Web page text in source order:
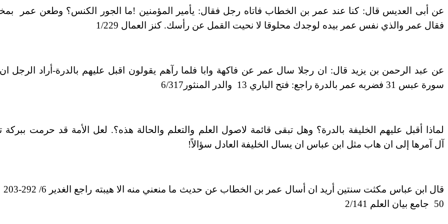
عن أبى العديس قال: كنا عند عمر بن الخطاب فاتاه رجل فقال: يأمير المؤمنين !ما
الجور الكنس؟ وطعن عمر
فقال عمر والذي نفس عمر بيده لوجدك محلوقا لا نحيت القمل عن رأسك. كنز العمال 1/229
عن عبد الرحمن بن يزيد قال: ان رجلا سال عمر عن فاكهة وابا فلما رآهم يقولون
اقبل عليهم بالدرة-أراد
سورة عبس 31 فضربه عمر بالدرة راجع: فتح الباري 13 والدر المنثور6/317
لماذا أقبل عليهم الخليفة بالدرة؟ وهل تبقى قائمة لاصول العلم والتعلم والحالة هذه؟. لعل الأمة قد حرمت ببركة
آل آمرها إلى ان هاب مثل ابن عباس ان يسال الخليفة العادل سؤالاً!
قال ابن عباس مكثت سنتين أريد ان أسال عمر بن الخطاب عن حديث ما منعني منه الا
50 جامع بيان العلم 2/141